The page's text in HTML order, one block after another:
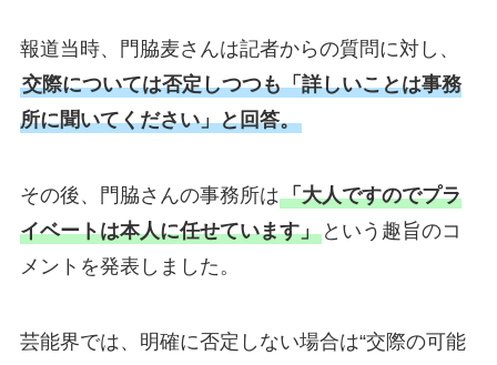
報道当時、門脇麦さんは記者からの質問に対し、
交際については否定しつつも「詳しいことは事務
所に聞いてください」と回答。
その後、門脇さんの事務所は「大人ですのでプラ
イベートは本人に任せています」という趣旨のコ
メントを発表しました。
芸能界では、明確に否定しない場合は“交際の可能